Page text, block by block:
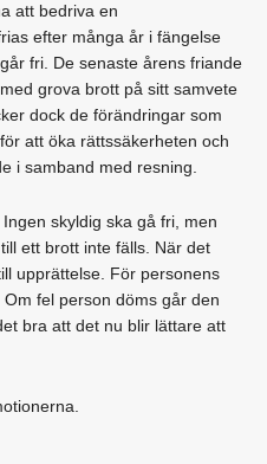
att bedriva en
efter många år i fängelse
fri. De senaste årens friande
grova brott på sitt samvete
dock de förändringar som
att öka rättssäkerheten och
i samband med resning.
skyldig ska gå fri, men
ett brott inte fälls. När det
upprättelse. För personens
fel person döms går den
bra att det nu blir lättare att